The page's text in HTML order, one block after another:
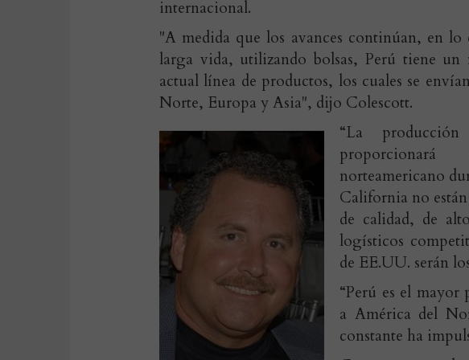
internacional.
"A medida que los avances continúan, en
larga vida, utilizando bolsas, Perú tiene
actual línea de productos, los cuales se
Norte, Europa y Asia", dijo Colescott.
“La
norteamericano
California no
de calidad, de
logísticos
de EE.UU. serán
“Perú es el mayor
a América del
constante ha